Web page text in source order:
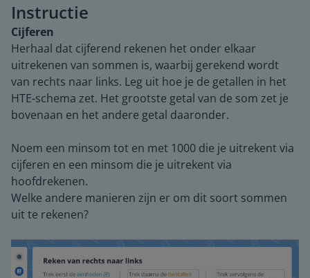
Instructie
Cijferen
Herhaal dat cijferend rekenen het onder elkaar
uitrekenen van sommen is, waarbij gerekend wordt
van rechts naar links. Leg uit hoe je de getallen in het
HTE-schema zet. Het grootste getal van de som zet je
bovenaan en het andere getal daaronder.
Noem een minsom tot en met 1000 die je uitrekent via
cijferen en een minsom die je uitrekent via
hoofdrekenen.
Welke andere manieren zijn er om dit soort sommen
uit te rekenen?